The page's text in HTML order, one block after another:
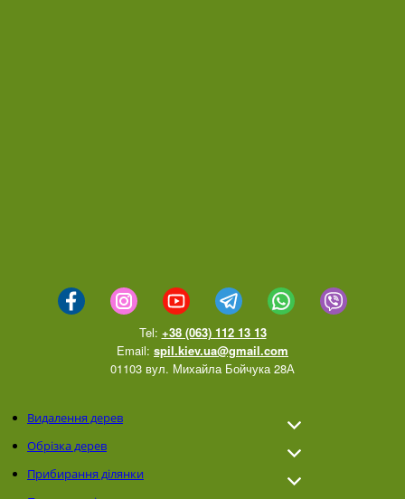
Tel: +38 (063) 112 13 13
Email: spil.kiev.ua@gmail.com
01103 вул. Михайла Бойчука 28А
Видалення дерев
Обрізка дерев
Прибирання ділянки